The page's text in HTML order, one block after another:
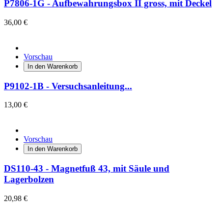
P7806-1G - Aufbewahrungsbox II gross, mit Deckel
36,00 €
Vorschau
In den Warenkorb
P9102-1B - Versuchsanleitung...
13,00 €
Vorschau
In den Warenkorb
DS110-43 - Magnetfuß 43, mit Säule und
Lagerbolzen
20,98 €